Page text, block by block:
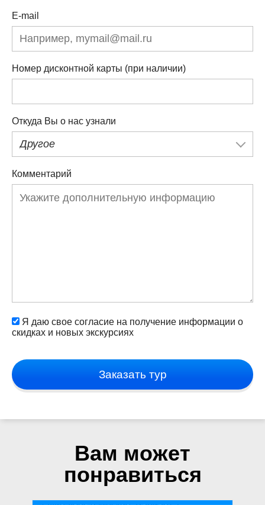
E-mail
Номер дисконтной карты (при наличии)
Откуда Вы о нас узнали
Другое
Комментарий
Я даю свое согласие на получение информации о
скидках и новых экскурсиях
Заказать тур
Вам может
понравиться